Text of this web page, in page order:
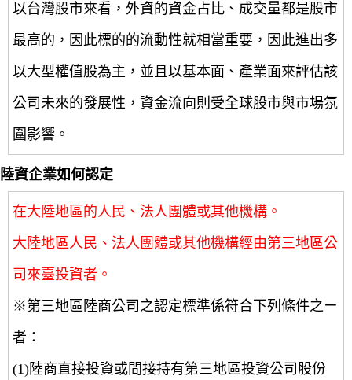
以台灣股市來看，外資的資金占比、成交量都是股市
最高的，因此標的的流動性就相當重要，因此進出多
以大型權值股為主，並且以基本面、產業面來評估該
公司未來的發展性，資金流向則受全球股市與市場氛
圍影響。
陸資企業如何認定
在大陸地區的人民、法人團體或其他機構。
大陸地區人民、法人團體或其他機構經由第三地區公
司來臺投資者。
※第三地區陸商公司之認定標準係符合下列條件之ㄧ
者：
(1)陸商直接投資或間接持有第三地區投資公司股份